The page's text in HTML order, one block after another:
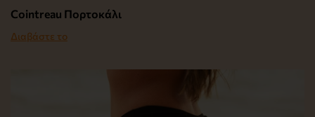
Cointreau Πορτοκάλι
Διαβάστε το